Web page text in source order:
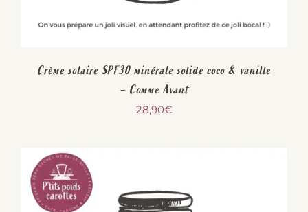
Crème solaire SPF30 minérale solide coco & vanille
– Comme Avant
28,90€